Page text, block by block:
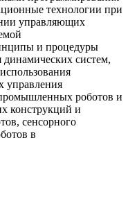
технологии при
управляющих
и процедуры
систем,
управления
роботов и
конструкций и
сенсорного
в